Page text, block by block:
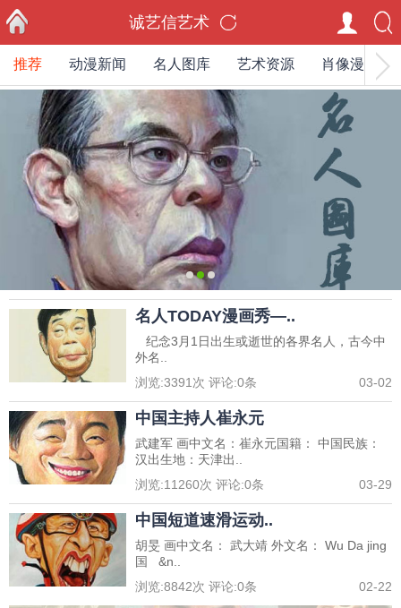
首页
诚艺信艺术
推荐 动漫新闻 名人图库 艺术资源 肖像漫画家
012
名人TODAY漫画秀—..
纪念3月1日出生或逝世的各界名人，古今中
外名..
浏览:3391 次 评论:0条 03-02
中国主持人崔永元
武建军 画中文名：崔永元国籍： 中国民族：
汉出生地：天津出..
浏览:11260次 评论:0条 03-29
中国短道速滑运动..
胡旻 画中文名： 武大靖 外文名： Wu Da jing
国 &n..
浏览:8842次 评论:0条 02-22